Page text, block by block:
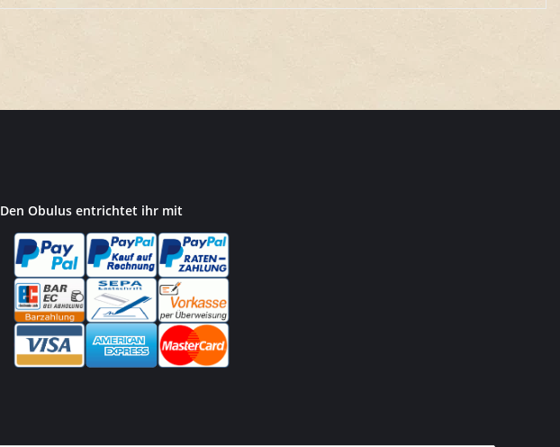
Den Obulus entrichtet ihr mit